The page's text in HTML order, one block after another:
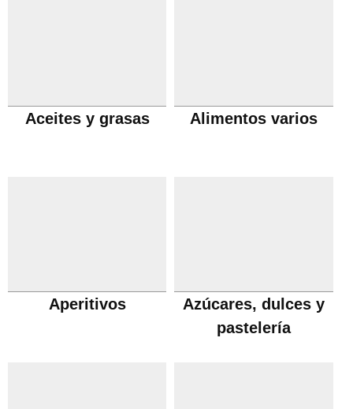
Aceites y grasas Alimentos varios
Aperitivos
Azúcares, dulces y
pastelería